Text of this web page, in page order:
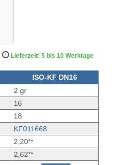
Lieferzeit: 5 bis 10 Werktage
ISO-KF DN16
2 gr
16
18
KF011668
2,20**
2,62**